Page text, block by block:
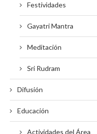
Festividades
Gayatri Mantra
Meditación
Sri Rudram
Difusión
Educación
Actividades del Área